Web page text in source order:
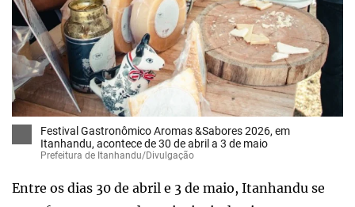
Festival Gastronômico Aromas &Sabores 2026, em
Itanhandu, acontece de 30 de abril a 3 de maio
Prefeitura de Itanhandu/Divulgação
Entre os dias 30 de abril e 3 de maio, Itanhandu se